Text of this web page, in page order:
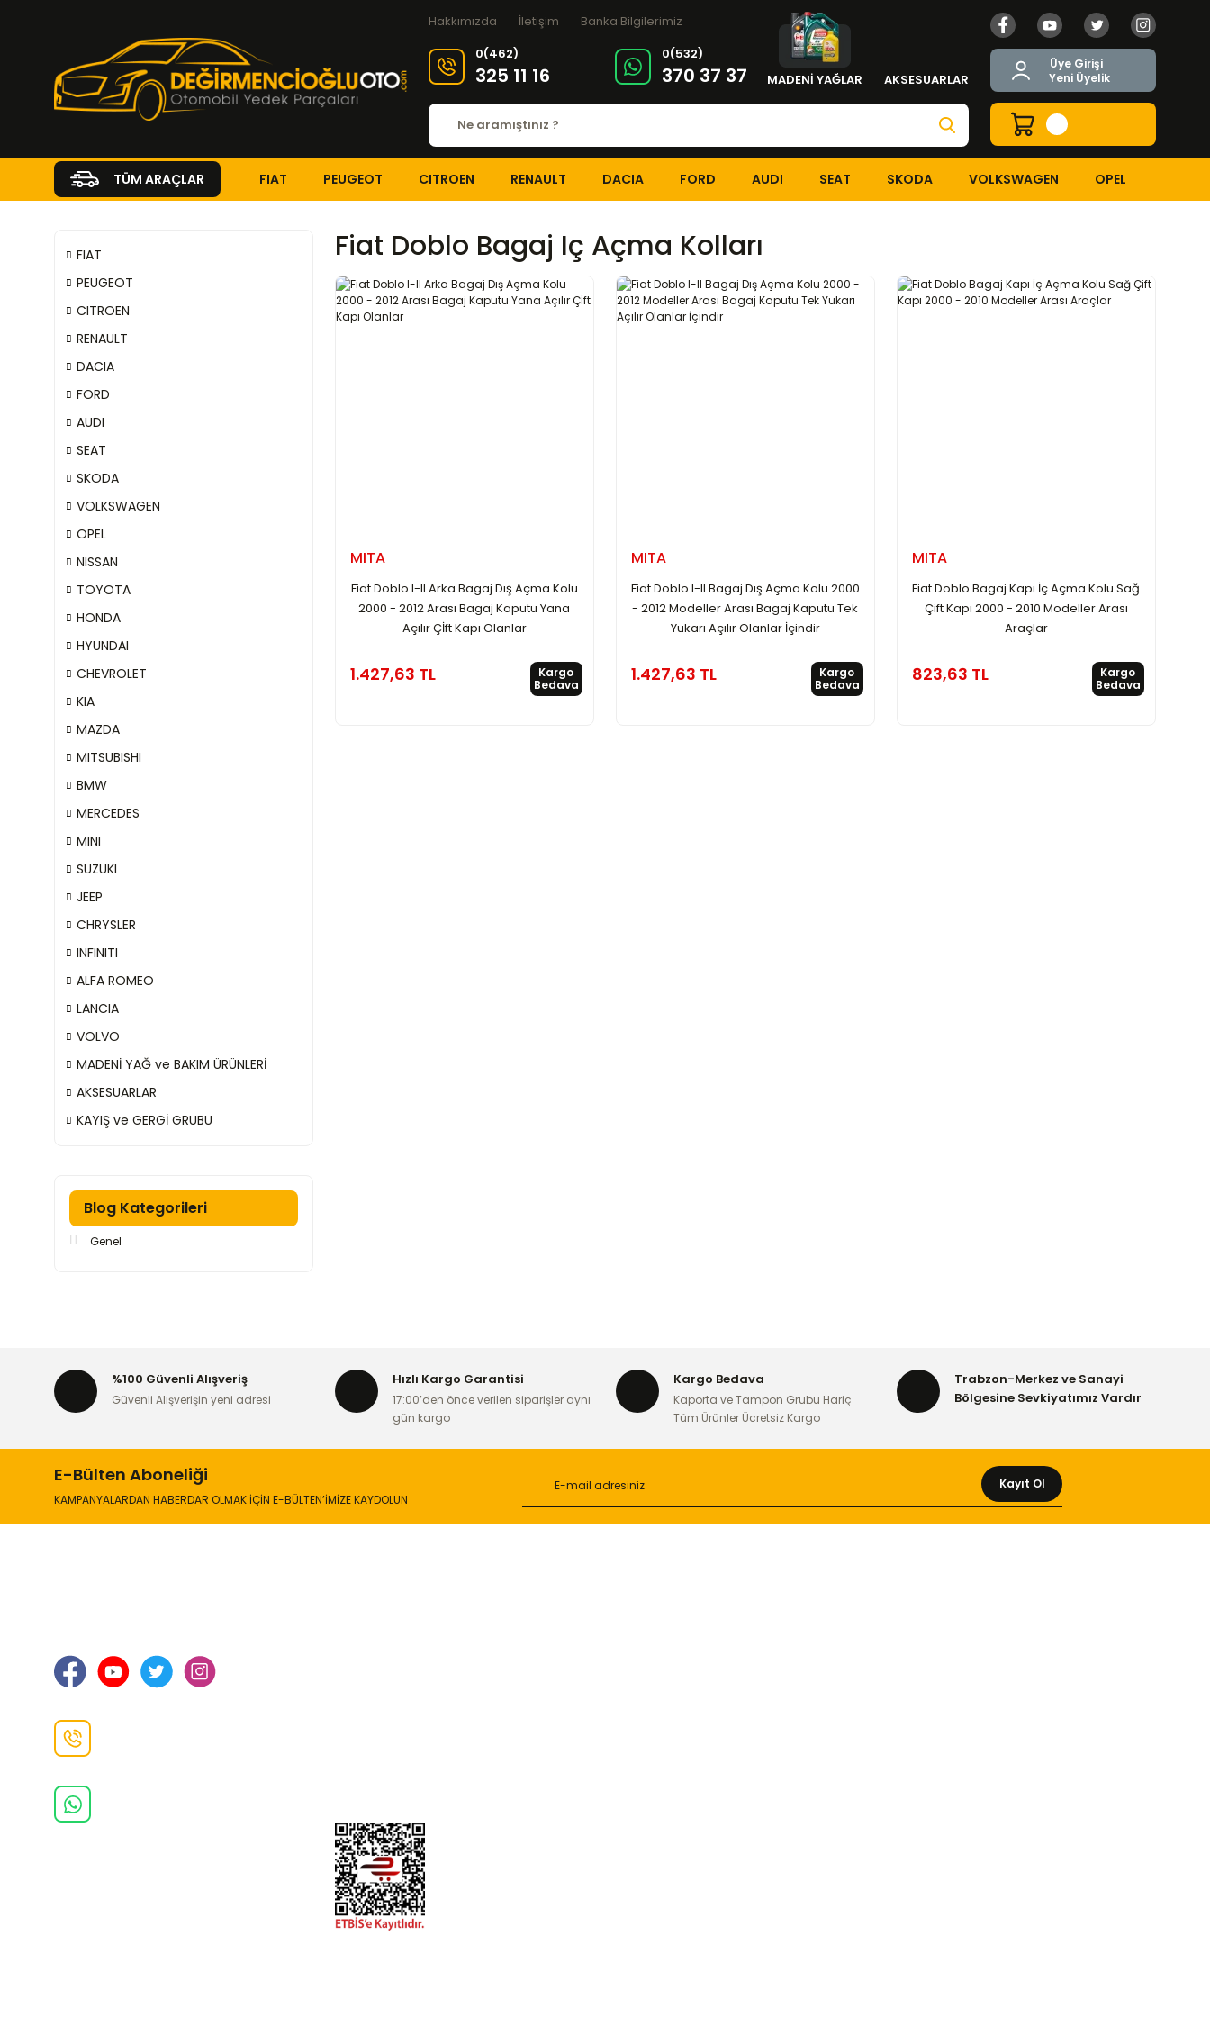
Hakkımızda İletişim
Banka Bilgilerimiz
0(462)
325 11 16
0(532)
370 37 37 MADENİ YAĞLAR AKSESUARLAR
Üye Girişi
Yeni Üyelik
TÜM ARAÇLAR FIAT PEUGEOT CITROEN RENAULT DACIA FORD AUDI SEAT SKODA VOLKSWAGEN OPEL
FIAT
PEUGEOT
CITROEN
RENAULT
DACIA
FORD
AUDI
SEAT
SKODA
VOLKSWAGEN
OPEL
NISSAN
TOYOTA
HONDA
HYUNDAI
CHEVROLET
KIA
MAZDA
MITSUBISHI
BMW
MERCEDES
MINI
SUZUKI
JEEP
CHRYSLER
INFINITI
ALFA ROMEO
LANCIA
VOLVO
MADENİ YAĞ ve BAKIM ÜRÜNLERİ
AKSESUARLAR
KAYIŞ ve GERGİ GRUBU
Blog Kategorileri
Genel
Fiat Doblo Bagaj Iç Açma Kolları
MITA
Fiat Doblo I-II Arka Bagaj Dış Açma Kolu
2000 - 2012 Arası Bagaj Kaputu Yana
Açılır Çİft Kapı Olanlar
1.427,63 TL
Kargo
Bedava
MITA
Fiat Doblo I-II Bagaj Dış Açma Kolu 2000
- 2012 Modeller Arası Bagaj Kaputu Tek
Yukarı Açılır Olanlar İçindir
1.427,63 TL
Kargo
Bedava
MITA
Fiat Doblo Bagaj Kapı İç Açma Kolu Sağ
Çift Kapı 2000 - 2010 Modeller Arası
Araçlar
823,63 TL
Kargo
Bedava
%100 Güvenli Alışveriş
Güvenli Alışverişin yeni adresi
Hızlı Kargo Garantisi
17:00’den önce verilen siparişler aynı
gün kargo
Kargo Bedava
Kaporta ve Tampon Grubu Hariç
Tüm Ürünler Ücretsiz Kargo
Trabzon-Merkez ve Sanayi
Bölgesine Sevkiyatımız Vardır
E-Bülten Aboneliği
KAMPANYALARDAN HABERDAR OLMAK İÇİN E-BÜLTEN’İMİZE KAYDOLUN
Kayıt Ol